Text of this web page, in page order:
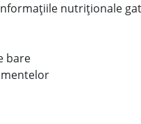
nutriționale
bare